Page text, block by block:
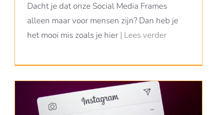
Dacht je dat onze Social Media Frames
alleen maar voor mensen zijn? Dan heb je
het mooi mis zoals je hier| Lees verder